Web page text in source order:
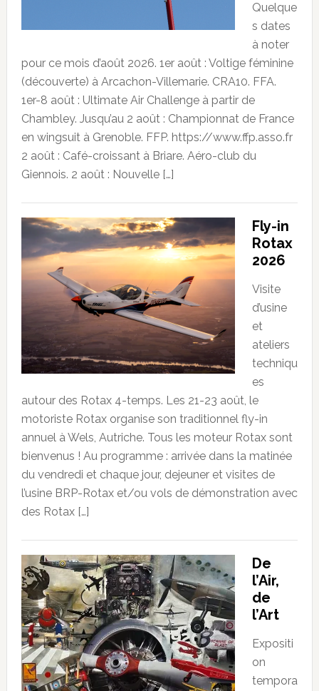
Quelque
s dates
à noter
pour ce mois d’août 2026. 1er août : Voltige féminine
(découverte) à Arcachon-Villemarie. CRA10. FFA.
1er-8 août : Ultimate Air Challenge à partir de
Chambley. Jusqu’au 2 août : Championnat de France
en wingsuit à Grenoble. FFP. https://www.ffp.asso.fr
2 août : Café-croissant à Briare. Aéro-club du
Giennois. 2 août : Nouvelle […]
Fly-in
Rotax
2026
Visite
d’usine
et
ateliers
techniqu
es
autour des Rotax 4-temps. Les 21-23 août, le
motoriste Rotax organise son traditionnel fly-in
annuel à Wels, Autriche. Tous les moteur Rotax sont
bienvenus ! Au programme : arrivée dans la matinée
du vendredi et chaque jour, dejeuner et visites de
l’usine BRP-Rotax et/ou vols de démonstration avec
des Rotax […]
De
l’Air,
de
l’Art
Expositi
on
tempora